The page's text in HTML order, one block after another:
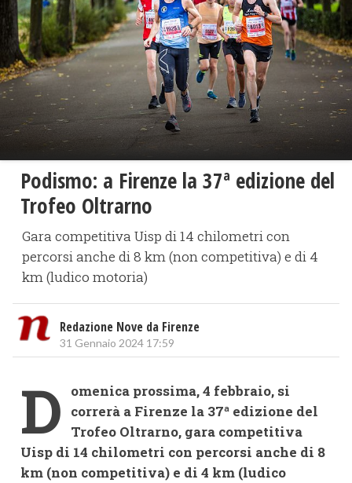
Podismo: a Firenze la 37ª edizione del
Trofeo Oltrarno
Gara competitiva Uisp di 14 chilometri con
percorsi anche di 8 km (non competitiva) e di 4
km (ludico motoria)
Redazione Nove da Firenze
31 Gennaio 2024 17:59
D
omenica prossima, 4 febbraio, si
correrà a Firenze la 37ª edizione del
Trofeo Oltrarno, gara competitiva
Uisp di 14 chilometri con percorsi anche di 8
km (non competitiva) e di 4 km (ludico